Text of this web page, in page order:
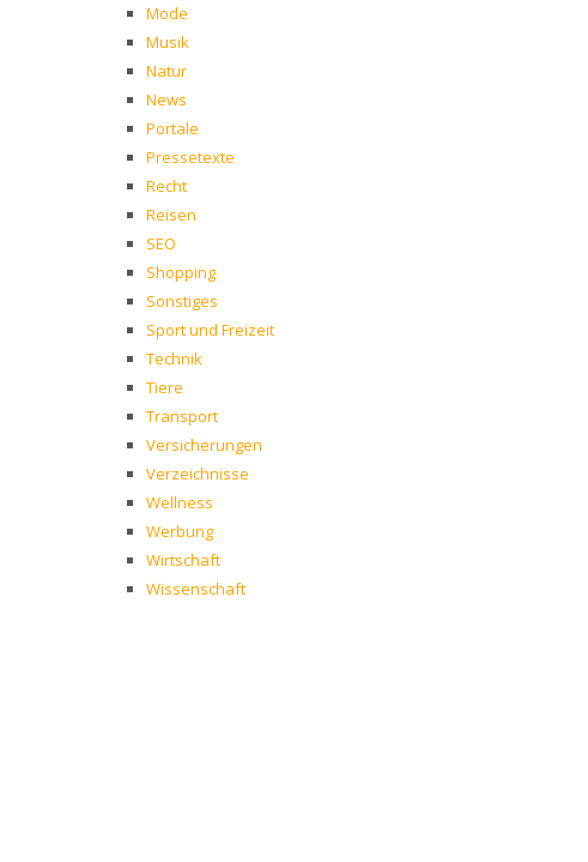
Mode
Musik
Natur
News
Portale
Pressetexte
Recht
Reisen
SEO
Shopping
Sonstiges
Sport und Freizeit
Technik
Tiere
Transport
Versicherungen
Verzeichnisse
Wellness
Werbung
Wirtschaft
Wissenschaft